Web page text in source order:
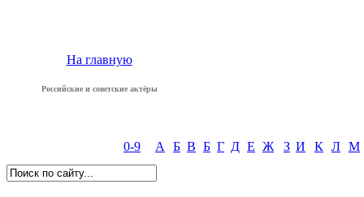
На главную
Российские и советские актёры
0-9 А Б В Б Г Д Е Ж З И К Л М